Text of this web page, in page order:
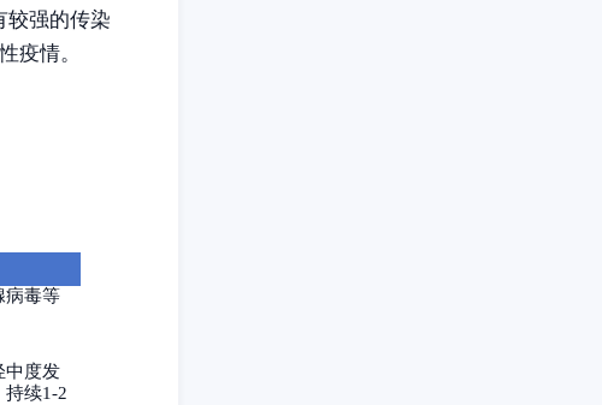
较强的传染
疫情。
病毒等
中度发
持续1-2